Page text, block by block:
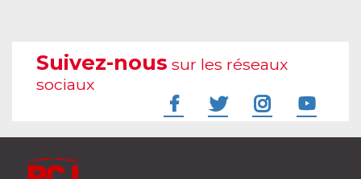
Suivez-nous sur les réseaux
sociaux